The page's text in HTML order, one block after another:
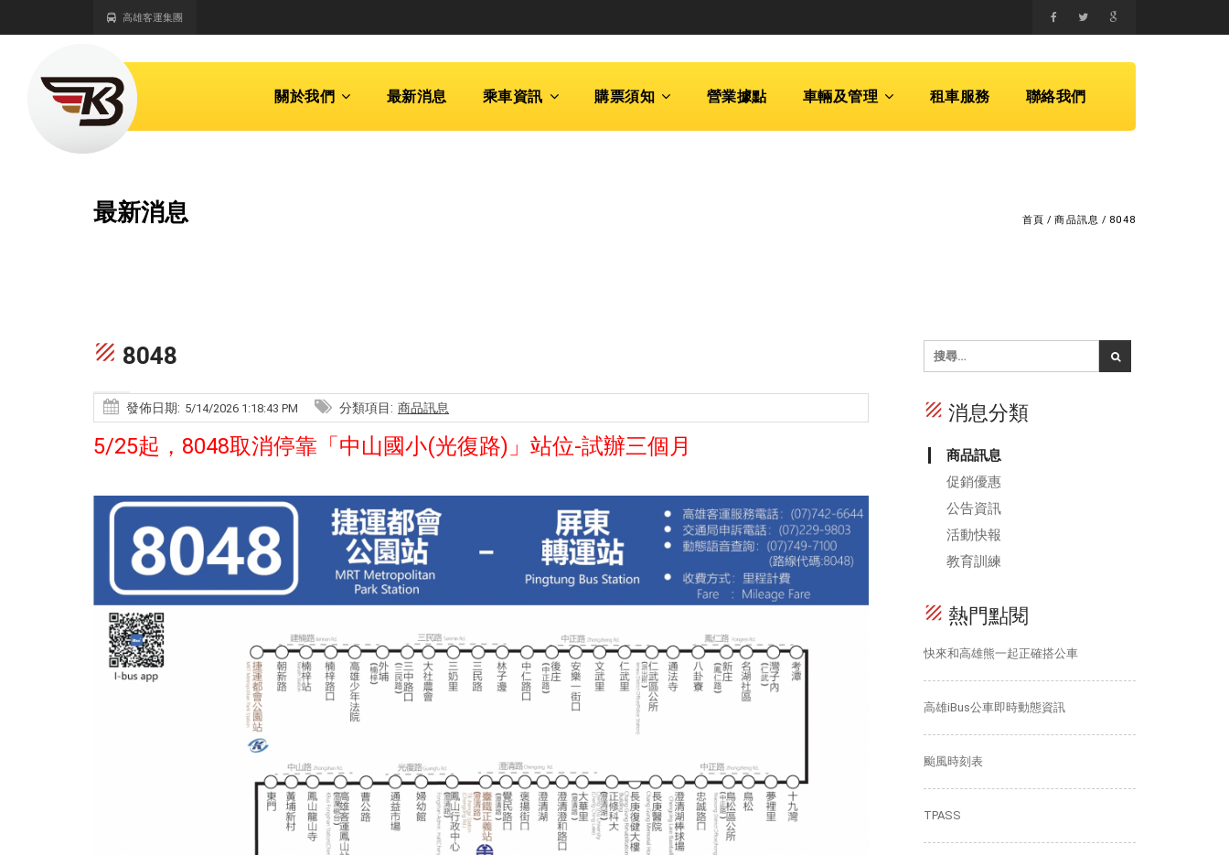
高雄客運集團
關於我們 最新消息 乘車資訊 購票須知 營業據點 車輛及管理 租車服務 聯絡我們
最新消息 首頁 /商品訊息 / 8048
texture 8048
發佈日期: 5/14/2026 1:18:43 PM 分類項目: 商品訊息
5/25起，8048取消停靠「中山國小(光復路)」站位-試辦三個月
texture 消息分類
商品訊息
促銷優惠
公告資訊
活動快報
教育訓練
texture 熱門點閱
快來和高雄熊一起正確搭公車
高雄iBus公車即時動態資訊
颱風時刻表
TPASS